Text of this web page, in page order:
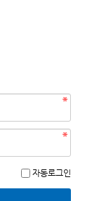
자동로그인